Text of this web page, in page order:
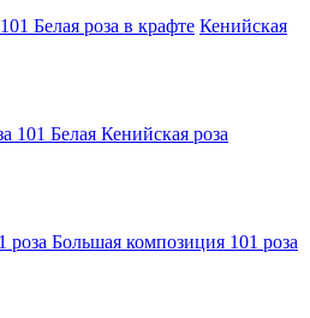
101 Белая роза в крафте Кенийская
101 Белая Кенийская роза
Большая композиция 101 роза